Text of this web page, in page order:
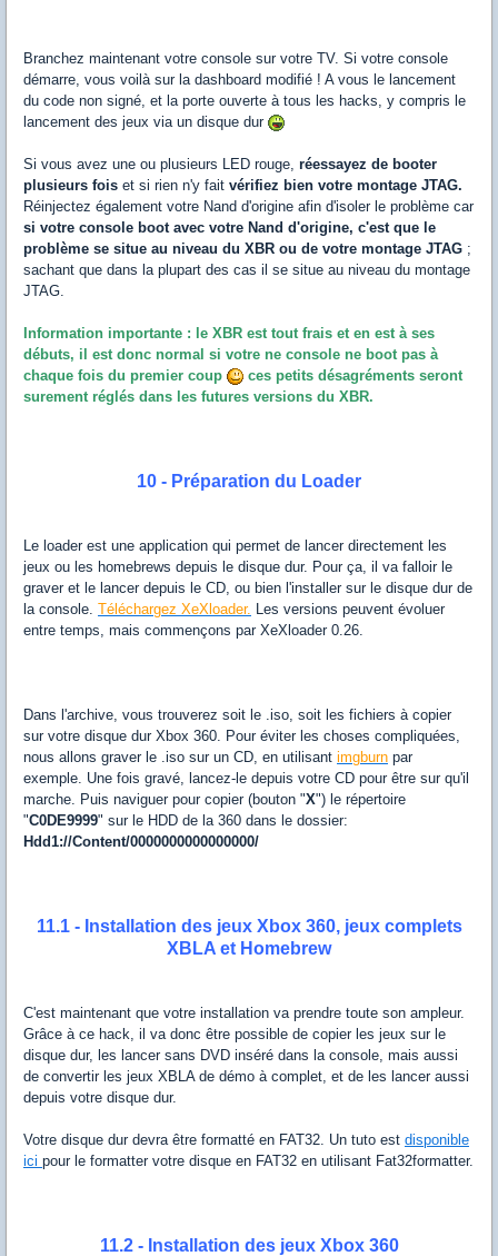
Branchez maintenant votre console sur votre TV. Si votre console
démarre, vous voilà sur la dashboard modifié ! A vous le lancement
du code non signé, et la porte ouverte à tous les hacks, y compris le
lancement des jeux via un disque dur
Si vous avez une ou plusieurs LED rouge, réessayez de booter
plusieurs fois et si rien n'y fait vérifiez bien votre montage JTAG.
Réinjectez également votre Nand d'origine afin d'isoler le problème car
si votre console boot avec votre Nand d'origine, c'est que le
problème se situe au niveau du XBR ou de votre montage JTAG ;
sachant que dans la plupart des cas il se situe au niveau du montage
JTAG.
Information importante : le XBR est tout frais et en est à ses
débuts, il est donc normal si votre ne console ne boot pas à
chaque fois du premier coup
ces petits désagréments seront
surement réglés dans les futures versions du XBR.
10 - Préparation du Loader
Le loader est une application qui permet de lancer directement les
jeux ou les homebrews depuis le disque dur. Pour ça, il va falloir le
graver et le lancer depuis le CD, ou bien l'installer sur le disque dur de
la console. Téléchargez XeXloader.
Les versions peuvent évoluer
entre temps, mais commençons par XeXloader 0.26.
Dans l'archive, vous trouverez soit le .iso, soit les fichiers à copier
sur votre disque dur Xbox 360. Pour éviter les choses compliquées,
nous allons graver le .iso sur un CD, en utilisant imgburn par
exemple. Une fois gravé, lancez-le depuis votre CD pour être sur qu'il
marche. Puis naviguer pour copier (bouton "X") le répertoire
"C0DE9999" sur le HDD de la 360 dans le dossier:
Hdd1://Content/0000000000000000/
11.1 - Installation des jeux Xbox 360, jeux complets
XBLA et Homebrew
C'est maintenant que votre installation va prendre toute son ampleur.
Grâce à ce hack, il va donc être possible de copier les jeux sur le
disque dur, les lancer sans DVD inséré dans la console, mais aussi
de convertir les jeux XBLA de démo à complet, et de les lancer aussi
depuis votre disque dur.
Votre disque dur devra être formatté en FAT32. Un tuto est disponible
ici pour le formatter votre disque en FAT32 en utilisant Fat32formatter.
11.2 - Installation des jeux Xbox 360